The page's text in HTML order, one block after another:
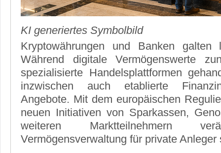
KI generiertes Symbolbild
Kryptowährungen und Banken galten
Während digitale Vermögenswerte
spezialisierte Handelsplattformen
inzwischen auch etablierte
Angebote. Mit dem europäischen
neuen Initiativen von Sparkassen,
weiteren Marktteilnehmern
Vermögensverwaltung für private Anleger